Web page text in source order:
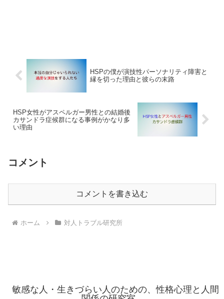
HSPの僕が演技性パーソナリティ障害と
縁を切った理由と彼らの末路
HSP女性がアスペルガー男性との結婚後
カサンドラ症候群になる事例がかなり多
い理由
コメント
コメントを書き込む
ホーム 対人トラブル研究所
敏感な人・生きづらい人のための、性格心理と人間